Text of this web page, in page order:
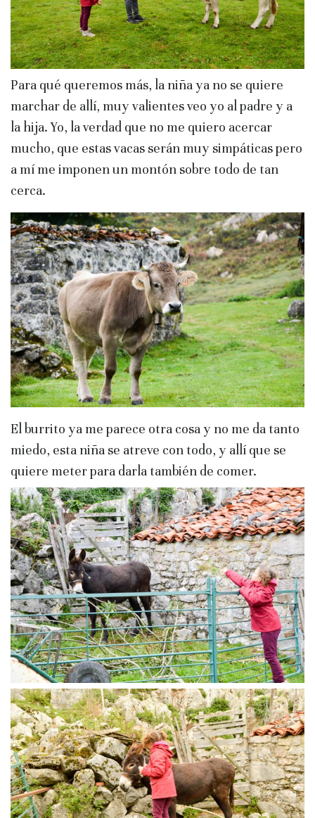
Para qué queremos más, la niña ya no se quiere
marchar de allí, muy valientes veo yo al padre y a
la hija. Yo, la verdad que no me quiero acercar
mucho, que estas vacas serán muy simpáticas pero
a mí me imponen un montón sobre todo de tan
cerca.
El burrito ya me parece otra cosa y no me da tanto
miedo, esta niña se atreve con todo, y allí que se
quiere meter para darla también de comer.